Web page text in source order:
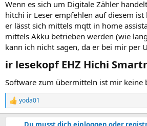
Wenn es sich um Digitale Zähler
hitchi ir Leser empfehlen auf diesem
er lässt sich mittels mqtt in home
mittels Akku betrieben werden (wie
kann ich nicht sagen, da er bei mir per
ir lesekopf EHZ Hichi
Software zum übermitteln ist mir keine
R
e
a
yoda01